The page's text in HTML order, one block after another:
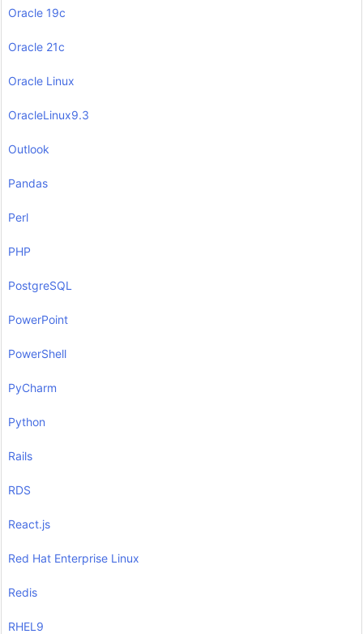
Oracle 19c
Oracle 21c
Oracle Linux
OracleLinux9.3
Outlook
Pandas
Perl
PHP
PostgreSQL
PowerPoint
PowerShell
PyCharm
Python
Rails
RDS
React.js
Red Hat Enterprise Linux
Redis
RHEL9